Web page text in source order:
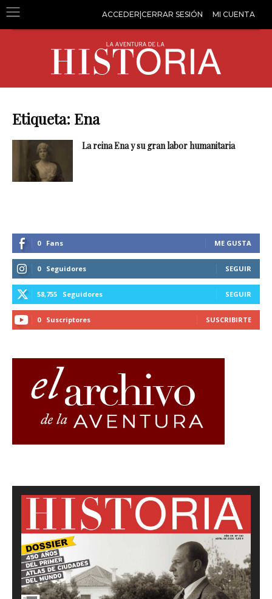
ACCEDER|CERRAR SESIÓN MI CUENTA
Etiqueta: Ena
La reina Ena y su gran labor humanitaria
0 Fans ME GUSTA
0 Seguidores SEGUIR
58,755 Seguidores SEGUIR
0 Suscriptores SUSCRIBIRTE